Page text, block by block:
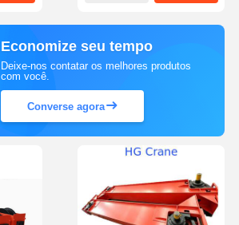
Economize seu tempo
Deixe-nos contatar os melhores produtos
com você.
Converse agora